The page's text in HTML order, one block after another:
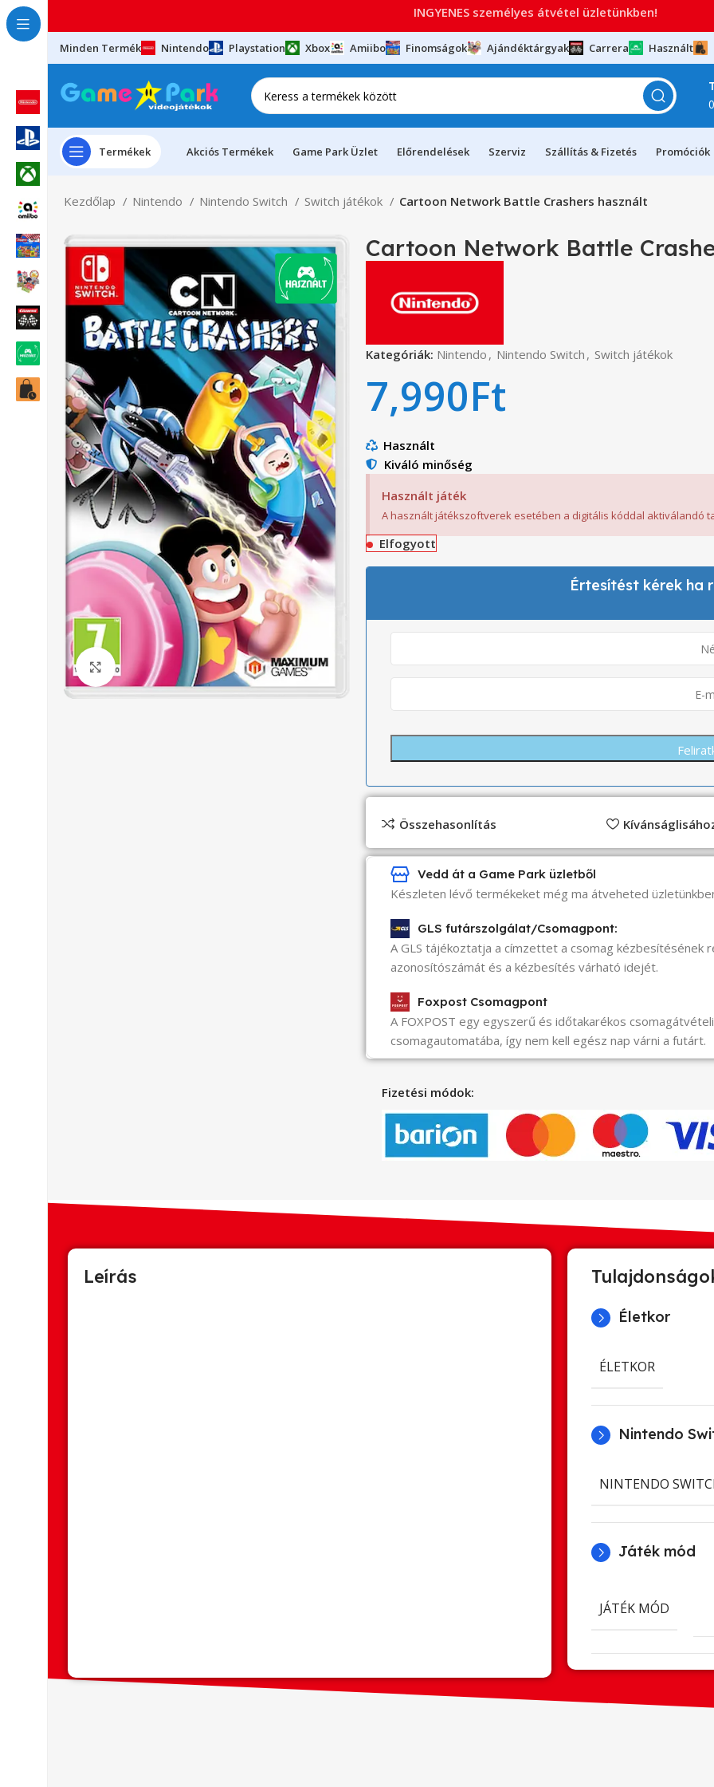
Minden Termék Nintendo Playstation Xbox Amiibo Finomságok Ajándéktárgyak Carrera Használt
Termékek Akciós Termékek Game Park Üzlet Előrendelések Szerviz Szállítás & Fizetés Promóciók
Kezdőlap Nintendo Nintendo Switch Switch játékok Cartoon Network Battle Crashers használt
Click to enlarge
Cartoon Network Battle
Kategóriák: Nintendo , Nintendo Switch , Switch játékok
7,990Ft
Használt
Kiváló minőség
Használt játék
A használt játékszoftverek esetében a digitális kóddal aktiválandó
Elfogyott
Értesítést kérek ha
Összehasonlítás
Vedd át a Game Park üzletből
Készleten lévő termékeket még ma átveheted
GLS futárszolgálat/Csomagpont:
A GLS tájékoztatja a címzettet a csomag kézbesítésének
azonosítószámát és a kézbesítés várható idejét.
Foxpost Csomagpont
A FOXPOST egy egyszerű és időtakarékos
csomagautomatába, így nem kell egész nap várni a futárt.
Fizetési módok:
Leírás
Életkor
ÉLETKOR
Nintendo
NINTENDO
Játék mód
JÁTÉK MÓD
INGYENES személyes átvétel üzletünkben!